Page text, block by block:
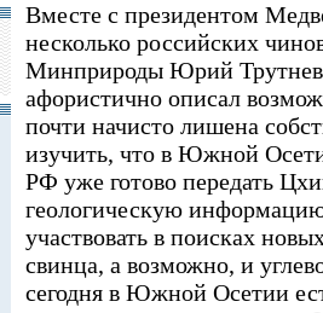
Вместе с президентом
несколько российских
Минприроды Юрий
афористично описал
почти начисто лишена
изучить, что в Южной
РФ уже готово передать
геологическую
участвовать в поисках
свинца, а возможно, и
сегодня в Южной Осетии